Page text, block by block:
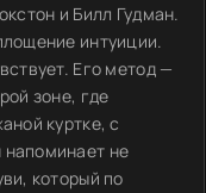
и Билл Гудман.
интуиции.
Его метод —
зоне, где
куртке, с
напоминает не
который по